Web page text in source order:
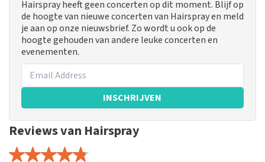
Hairspray heeft geen concerten op dit moment. Blijf op
de hoogte van nieuwe concerten van Hairspray en meld
je aan op onze nieuwsbrief. Zo wordt u ook op de
hoogte gehouden van andere leuke concerten en
evenementen.
INSCHRIJVEN
Reviews van Hairspray